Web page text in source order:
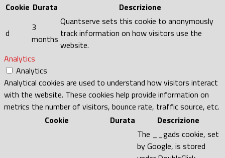
Cookie Durata Descrizione
d
3
months
Quantserve sets this cookie to anonymously
track information on how visitors use the
website.
Analytics
Analytics
Analytical cookies are used to understand how visitors interact
with the website. These cookies help provide information on
metrics the number of visitors, bounce rate, traffic source, etc.
Cookie
Durata
Descrizione
The __gads cookie, set
by Google, is stored